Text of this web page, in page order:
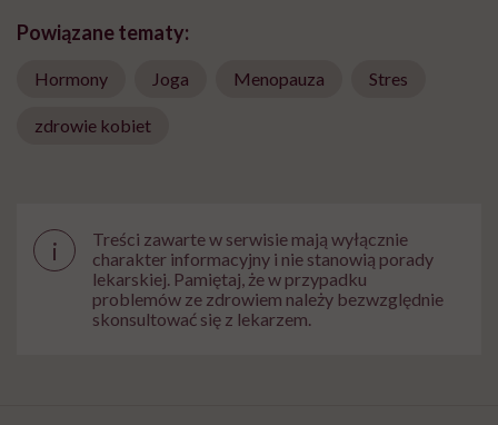
Powiązane tematy:
Hormony Joga Menopauza Stres
zdrowie kobiet
i
Treści zawarte w serwisie mają wyłącznie
charakter informacyjny i nie stanowią porady
lekarskiej. Pamiętaj, że w przypadku
problemów ze zdrowiem należy bezwzględnie
skonsultować się z lekarzem.